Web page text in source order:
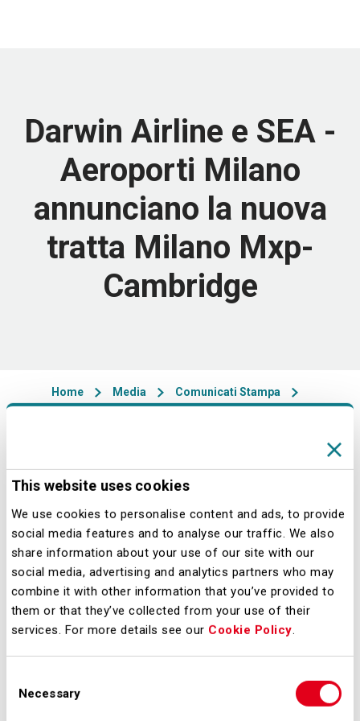
This website uses cookies
We use cookies to personalise content and ads, to provide
social media features and to analyse our traffic. We also
share information about your use of our site with our
social media, advertising and analytics partners who may
combine it with other information that you’ve provided to
them or that they’ve collected from your use of their
services. For more details see our Cookie Policy.
Selection
Necessary
Darwin Airline e SEA -
Aeroporti Milano
annunciano la nuova
tratta Milano Mxp-
Cambridge
Home Media Comunicati Stampa
Darwin Airline, la Regional svizzera di
riferimento dell’area alpina e
subalpina, e SEA Aeroporti di Milano,
sono lieti di annunciare la nuova
tratta Milano Malpensa – Cambridge
che saràufficialmente operata a
partire dal 2 settembre 2013 con
tariffa promozionale da € 199 a